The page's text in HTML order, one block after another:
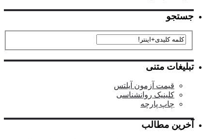
جستجو
تبلیغات متنی
قیمت آزمون آیلتس
کلینیک روانشناسی
چاپ پارچه
آخرین مطالب